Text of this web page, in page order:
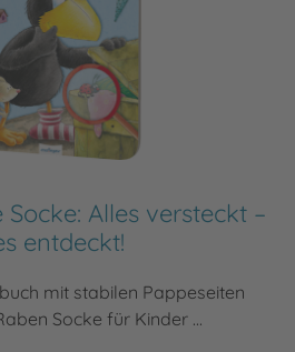
Alles versteckt –
entdeckt!
mit stabilen Pappeseiten
Socke für Kinder ...